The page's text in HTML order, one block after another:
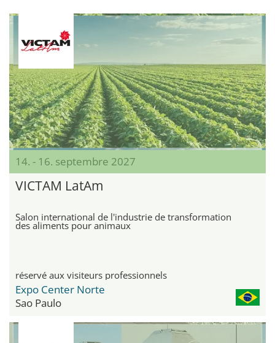
14. - 16. septembre 2027
VICTAM LatAm
Salon international de l'industrie de transformation
des aliments pour animaux
réservé aux visiteurs professionnels
Expo Center Norte
Sao Paulo